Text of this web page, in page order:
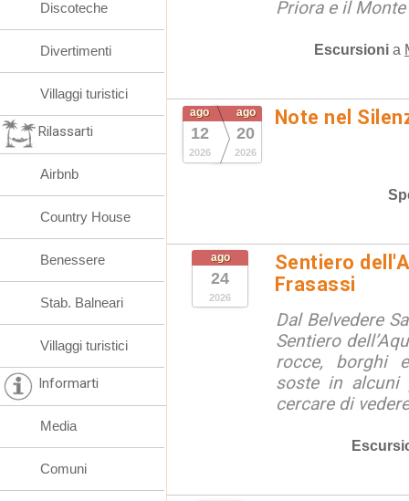
Priora e il
Escursioni a
ago
12
2026
ago
20
2026
Note nel
ago
24
2026
Sentiero
Frasassi
Dal Belvedere
Sentiero
rocce, borghi
soste in alcuni
cercare di
Discoteche
Divertimenti
Villaggi turistici
Rilassarti
Airbnb
Country House
Benessere
Stab. Balneari
Villaggi turistici
Informarti
Media
Comuni